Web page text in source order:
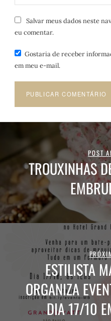
Salvar meus dados neste
eu comentar.
Gostaria de receber
em meu e-mail.
POST
TROUXINHAS
ESTILISTA
ORGANIZA
DIA 17/10